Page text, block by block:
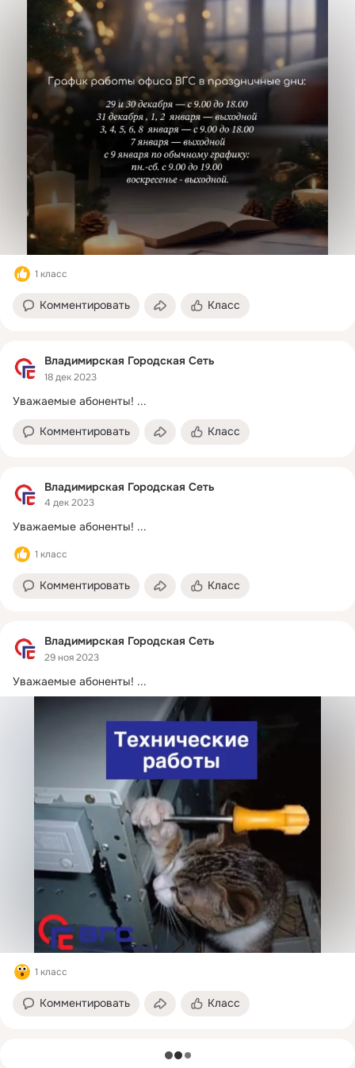
1 класс
Комментировать Класс
Владимирская Городская Сеть
18 дек 2023
Уважаемые абоненты! ...
Комментировать Класс
Владимирская Городская Сеть
4 дек 2023
Уважаемые абоненты! ...
1 класс
Комментировать Класс
Владимирская Городская Сеть
29 ноя 2023
Уважаемые абоненты! ...
1 класс
Комментировать Класс